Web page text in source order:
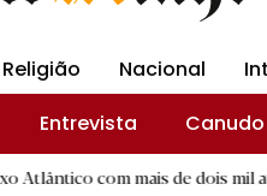
Religião Nacional
Entrevista
Canudo
mais de dois mil atletas |